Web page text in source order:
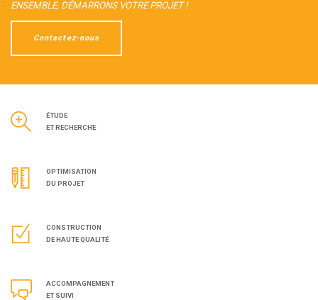
ENSEMBLE, DÉMARRONS VOTRE PROJET !
Contactez-nous
ÉTUDE
ET RECHERCHE
OPTIMISATION
DU PROJET
CONSTRUCTION
DE HAUTE QUALITÉ
ACCOMPAGNEMENT
ET SUIVI